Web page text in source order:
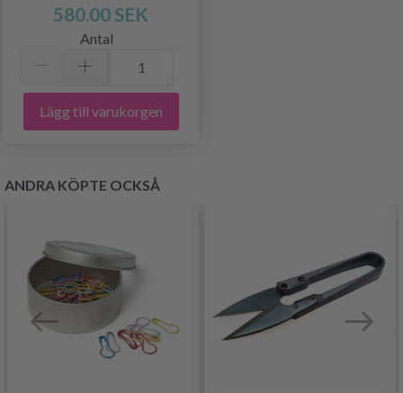
580.00 SEK
Antal
Lägg till varukorgen
ANDRA KÖPTE OCKSÅ